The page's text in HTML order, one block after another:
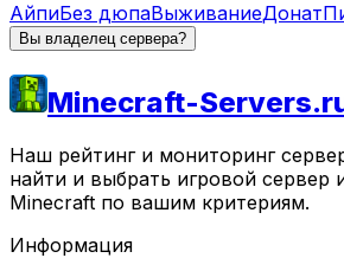
АйпиБез дюпаВыживаниеДонат
Вы владелец сервера?
Minecraft-
Наш рейтинг и мониторинг
найти и выбрать игровой сервер
Minecraft по вашим критериям.
Информация